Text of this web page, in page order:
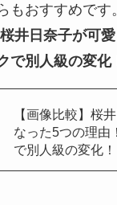
もおすすめです。
桜井日奈子が可
で別人級の変化
【画像比較】桜
なった5つの理由
で別人級の変化！